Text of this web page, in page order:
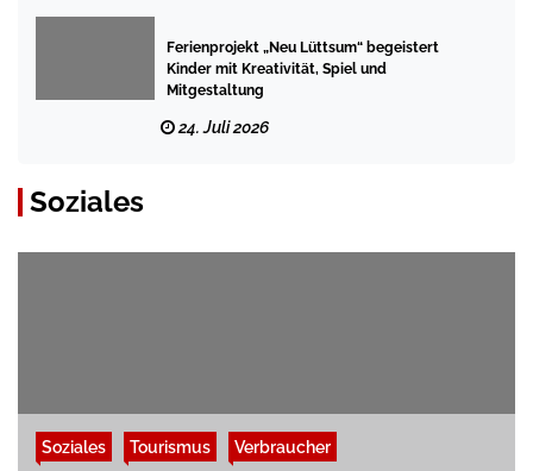
Ferienprojekt „Neu Lüttsum“ begeistert
Kinder mit Kreativität, Spiel und
Mitgestaltung
24. Juli 2026
Soziales
Soziales Tourismus Verbraucher